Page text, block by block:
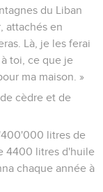
du Liban
attachés en
Là, je les ferai
toi, ce que je
ma maison. »
cèdre et de
litres de
4400 litres d'huile
chaque année à